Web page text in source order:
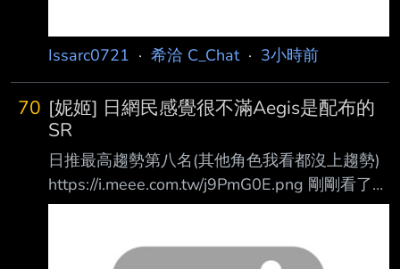
Issarc0721 · 希洽 C_Chat· 3小時前
70 [妮姬] 日網民感覺很不滿Aegis是配布的
SR
日推最高趨勢第八名(其他角色我看都沒上趨勢)
https://i.meee.com.tw/j9PmG0E.png 剛剛看了一
下，發布好幾個小時了還在趨勢裡(還在燒)
多條推文 大多負面